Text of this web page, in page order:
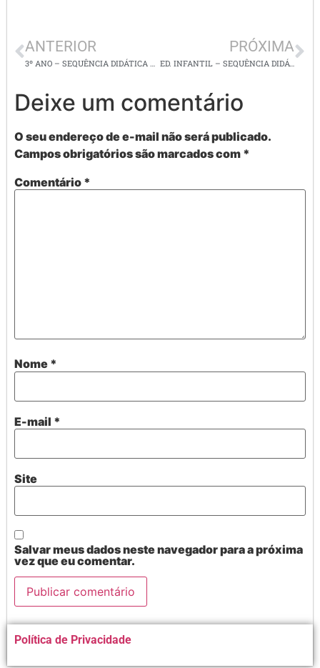
ANTERIOR PRÓXIMA
ED. INFANTIL – SEQUÊNCIA DIDÁTICA – LIVRO: “A caixa de Jéssica”
Deixe um comentário
O seu endereço de e-mail não será publicado.
Campos obrigatórios são marcados com *
Comentário *
Nome *
E-mail *
Site
Salvar meus dados neste navegador para a próxima
vez que eu comentar.
Alternative:
Política de Privacidade